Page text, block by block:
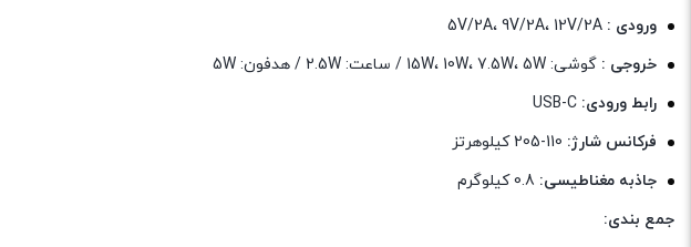
ورودی :
خروجی : گوشی: 15W، 10W، 7.5W، 5W / ساعت: 2.5W / هدفون: 5W
رابط ورودی:
فرکانس شارژ:
جاذبه مغناطیسی:
جمع بندی: